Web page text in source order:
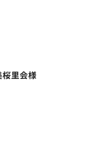
里会様